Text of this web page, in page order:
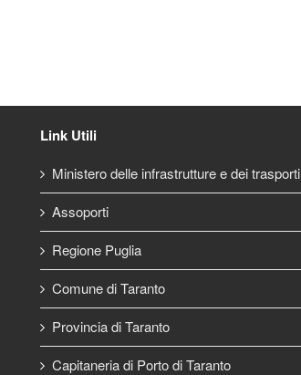
Link Utili
Ministero delle infrastrutture e dei trasporti
Assoporti
Regione Puglia
Comune di Taranto
Provincia di Taranto
Capitaneria di Porto di Taranto